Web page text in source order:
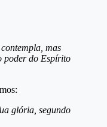
mas
poder do Espírito
glória, segundo